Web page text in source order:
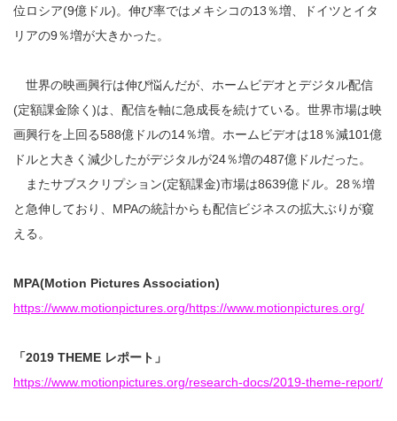
位ロシア(9億ドル)。伸び率ではメキシコの13％増、ドイツとイタ
リアの9％増が大きかった。
世界の映画興行は伸び悩んだが、ホームビデオとデジタル配信
(定額課金除く)は、配信を軸に急成長を続けている。世界市場は映
画興行を上回る588億ドルの14％増。ホームビデオは18％減101億
ドルと大きく減少したがデジタルが24％増の487億ドルだった。
またサブスクリプション(定額課金)市場は8639億ドル。28％増
と急伸しており、MPAの統計からも配信ビジネスの拡大ぶりが窺
える。
MPA(Motion Pictures Association)
https://www.motionpictures.org/https://www.motionpictures.org/
「2019 THEME レポート」
https://www.motionpictures.org/research-docs/2019-theme-report/